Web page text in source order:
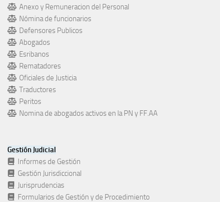
Anexo y Remuneracion del Personal
Nómina de funcionarios
Defensores Publicos
Abogados
Esribanos
Rematadores
Oficiales de Justicia
Traductores
Peritos
Nomina de abogados activos en la PN y FF.AA
Gestión Judicial
Informes de Gestión
Gestión Jurisdiccional
Jurisprudencias
Formularios de Gestión y de Procedimiento